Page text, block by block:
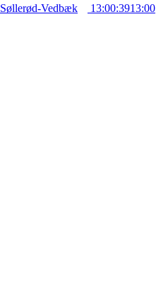
Søllerød-Vedbæk 13:00:3913:00